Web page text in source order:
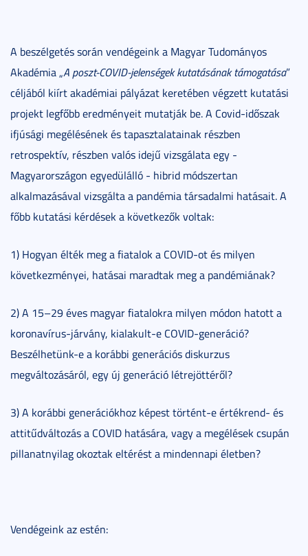
A beszélgetés során vendégeink a Magyar Tudományos
Akadémia „A poszt-COVID-jelenségek kutatásának támogatása”
céljából kiírt akadémiai pályázat keretében végzett kutatási
projekt legfőbb eredményeit mutatják be. A Covid-időszak
ifjúsági megélésének és tapasztalatainak részben
retrospektív, részben valós idejű vizsgálata egy -
Magyarországon egyedülálló - hibrid módszertan
alkalmazásával vizsgálta a pandémia társadalmi hatásait. A
főbb kutatási kérdések a következők voltak:
1) Hogyan élték meg a fiatalok a COVID-ot és milyen
következményei, hatásai maradtak meg a pandémiának?
2) A 15–29 éves magyar fiatalokra milyen módon hatott a
koronavírus-járvány, kialakult-e COVID-generáció?
Beszélhetünk-e a korábbi generációs diskurzus
megváltozásáról, egy új generáció létrejöttéről?
3) A korábbi generációkhoz képest történt-e értékrend- és
attitűdváltozás a COVID hatására, vagy a megélések csupán
pillanatnyilag okoztak eltérést a mindennapi életben?
Vendégeink az estén: